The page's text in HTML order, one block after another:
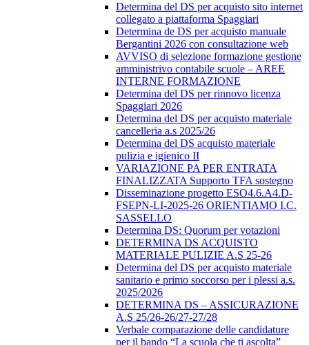
Determina del DS per acquisto sito internet
collegato a piattaforma Spaggiari
Determina de DS per acquisto manuale
Bergantini 2026 con consultazione web
AVVISO di selezione formazione gestione
amministrivo contabile scuole – AREE
INTERNE FORMAZIONE
Determina del DS per rinnovo licenza
Spaggiari 2026
Determina del DS per acquisto materiale
cancelleria a.s 2025/26
Determina del DS acquisto materiale
pulizia e igienico II
VARIAZIONE PA PER ENTRATA
FINALIZZATA Supporto TFA sostegno
Disseminazione progetto ESO4.6.A4.D-
FSEPN-LI-2025-26 ORIENTIAMO I.C.
SASSELLO
Determina DS: Quorum per votazioni
DETERMINA DS ACQUISTO
MATERIALE PULIZIE A.S 25-26
Determina del DS per acquisto materiale
sanitario e primo soccorso per i plessi a.s.
2025/2026
DETERMINA DS – ASSICURAZIONE
A.S 25/26-26/27-27/28
Verbale comparazione delle candidature
per il bando “La scuola che ti ascolta”